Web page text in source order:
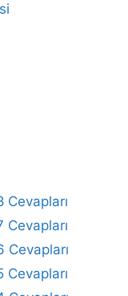
Cevapları
Cevapları
Cevapları
Cevapları